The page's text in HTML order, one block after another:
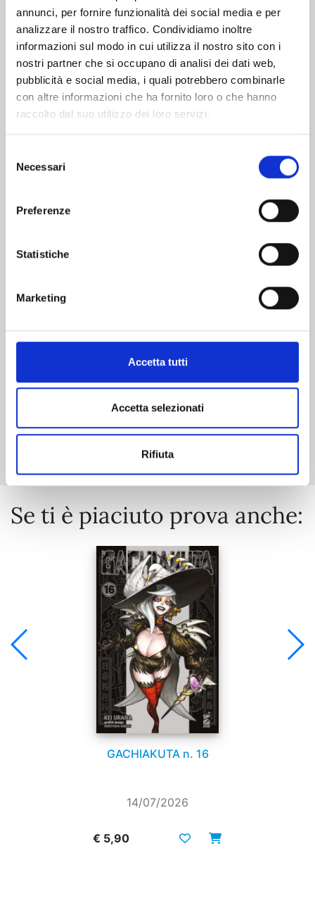
annunci, per fornire funzionalità dei social media e per
analizzare il nostro traffico. Condividiamo inoltre
informazioni sul modo in cui utilizza il nostro sito con i
nostri partner che si occupano di analisi dei dati web,
pubblicità e social media, i quali potrebbero combinarle
con altre informazioni che ha fornito loro o che hanno
raccolto dal suo utilizzo dei loro servizi.
delNecessari
Preferenze
Statistiche
Marketing
Accetta tutti
Accetta selezionati
Rifiuta
Altri volumi della serie
€ 6,90
Mostra tutto
Se ti è piaciuto prova anche:
GACHIAKUTA n. 16
14/07/2026
€ 5,90